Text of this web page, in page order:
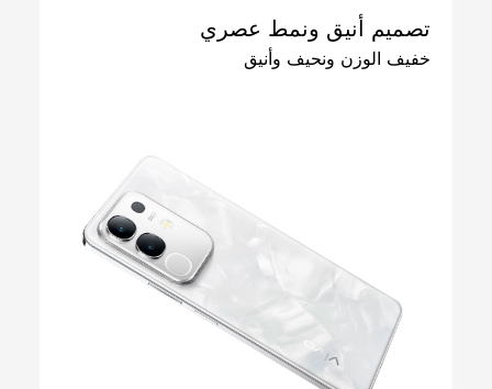
تصميم أنيق ونمط عصري
خفيف الوزن ونحيف وأنيق